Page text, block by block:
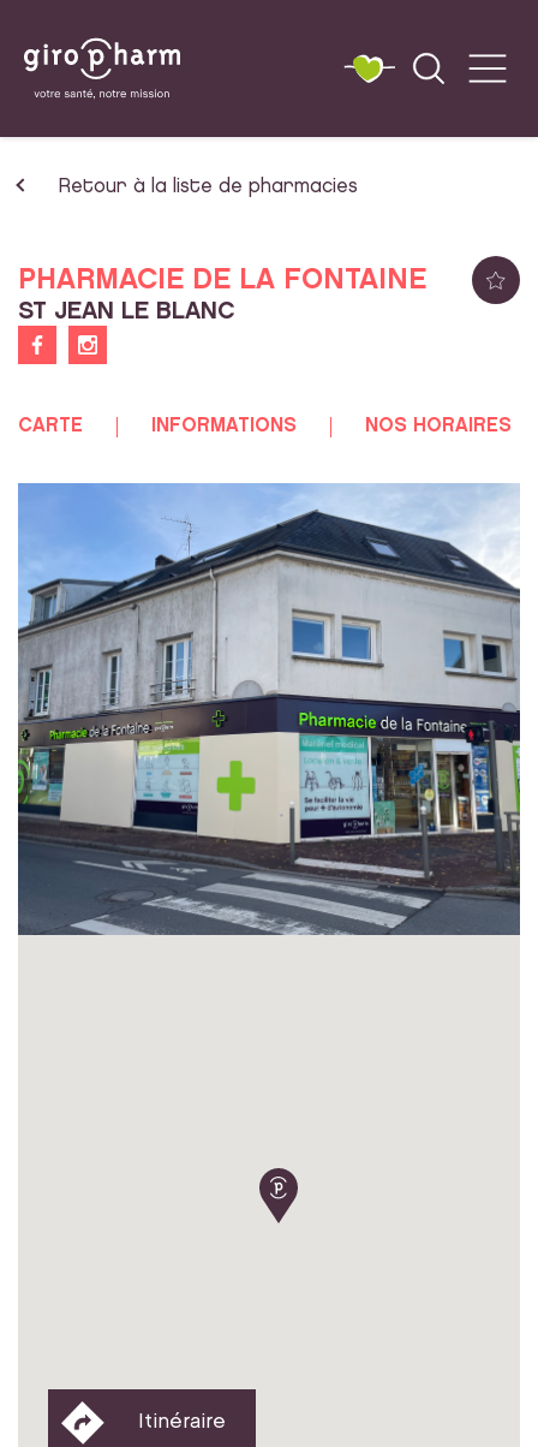
Retour à la liste de pharmacies
PHARMACIE DE LA FONTAINE
ST JEAN LE BLANC
CARTE INFORMATIONS NOS HORAIRES
Itinéraire